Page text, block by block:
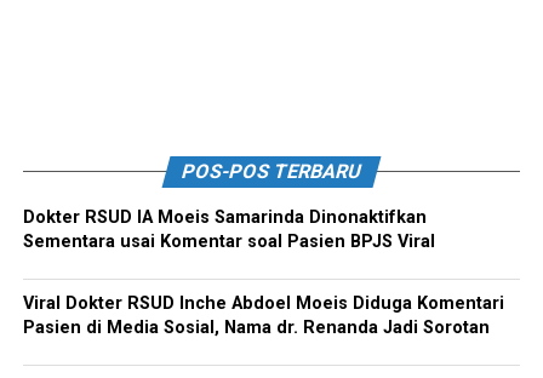
POS-POS TERBARU
Dokter RSUD IA Moeis Samarinda Dinonaktifkan
Sementara usai Komentar soal Pasien BPJS Viral
Viral Dokter RSUD Inche Abdoel Moeis Diduga Komentari
Pasien di Media Sosial, Nama dr. Renanda Jadi Sorotan